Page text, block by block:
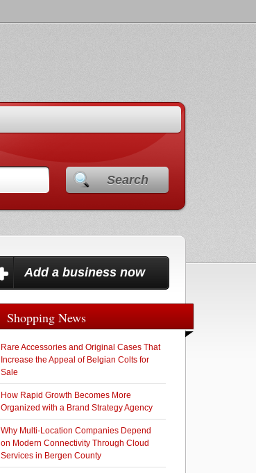
Search
Add a business now
Shopping News
Rare Accessories and Original Cases That
Increase the Appeal of Belgian Colts for
Sale
How Rapid Growth Becomes More
Organized with a Brand Strategy Agency
Why Multi-Location Companies Depend
on Modern Connectivity Through Cloud
Services in Bergen County